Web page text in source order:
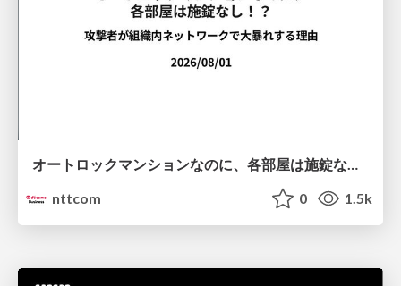
オートロックマンションなのに、各部屋は施錠なし！？ 攻撃者が組織内ネットワークで大暴れする理由 / The Front Door Is Locked, but the Rooms Are Wide Open: Why Attackers Move Freely Inside Enterprise Networks
nttcom
0 1.5k